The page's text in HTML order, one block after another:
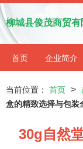
柳城县俊茂商贸有
首页 企业简介
当前位置： 首页 >
盒的精致选择与包装
30g自然